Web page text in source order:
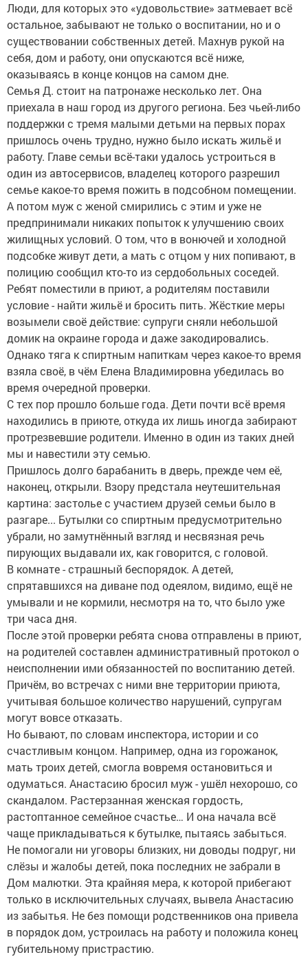
Люди, для которых это «удовольствие» затмевает всё
остальное, забывают не только о воспитании, но и о
существовании собственных детей. Махнув рукой на
себя, дом и работу, они опускаются всё ниже,
оказываясь в конце концов на самом дне.
Семья Д. стоит на патронаже несколько лет. Она
приехала в наш город из другого региона. Без чьей-либо
поддержки с тремя малыми детьми на первых порах
пришлось очень трудно, нужно было искать жильё и
работу. Главе семьи всё-таки удалось устроиться в
один из автосервисов, владелец которого разрешил
семье какое-то время пожить в подсобном помещении.
А потом муж с женой смирились с этим и уже не
предпринимали никаких попыток к улучшению своих
жилищных условий. О том, что в вонючей и холодной
подсобке живут дети, а мать с отцом у них попивают, в
полицию сообщил кто-то из сердобольных соседей.
Ребят поместили в приют, а родителям поставили
условие - найти жильё и бросить пить. Жёсткие меры
возымели своё действие: супруги сняли небольшой
домик на окраине города и даже закодировались.
Однако тяга к спиртным напиткам через какое-то время
взяла своё, в чём Елена Владимировна убедилась во
время очередной проверки.
С тех пор прошло больше года. Дети почти всё время
находились в приюте, откуда их лишь иногда забирают
протрезвевшие родители. Именно в один из таких дней
мы и навестили эту семью.
Пришлось долго барабанить в дверь, прежде чем её,
наконец, открыли. Взору предстала неутешительная
картина: застолье с участием друзей семьи было в
разгаре... Бутылки со спиртным предусмотрительно
убрали, но замутнённый взгляд и несвязная речь
пирующих выдавали их, как говорится, с головой.
В комнате - страшный беспорядок. А детей,
спрятавшихся на диване под одеялом, видимо, ещё не
умывали и не кормили, несмотря на то, что было уже
три часа дня.
После этой проверки ребята снова отправлены в приют,
на родителей составлен административный протокол о
неисполнении ими обязанностей по воспитанию детей.
Причём, во встречах с ними вне территории приюта,
учитывая большое количество нарушений, супругам
могут вовсе отказать.
Но бывают, по словам инспектора, истории и со
счастливым концом. Например, одна из горожанок,
мать троих детей, смогла вовремя остановиться и
одуматься. Анастасию бросил муж - ушёл нехорошо, со
скандалом. Растерзанная женская гордость,
растоптанное семейное счастье… И она начала всё
чаще прикладываться к бутылке, пытаясь забыться.
Не помогали ни уговоры близких, ни доводы подруг, ни
слёзы и жалобы детей, пока последних не забрали в
Дом малютки. Эта крайняя мера, к которой прибегают
только в исключительных случаях, вывела Анастасию
из забытья. Не без помощи родственников она привела
в порядок дом, устроилась на работу и положила конец
губительному пристрастию.